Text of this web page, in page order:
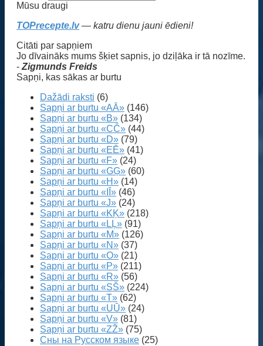
Mūsu draugi
TOPrecepte.lv— katru dienu jauni ēdieni!
Citāti par sapņiem
Jo dīvaināks mums šķiet sapnis, jo dziļāka ir tā nozīme.
- Zigmunds Freids
Sapņi, kas sākas ar burtu
Dažādi raksti (6)
Sapņi ar burtu «AĀ» (146)
Sapņi ar burtu «B» (134)
Sapņi ar burtu «CČ» (44)
Sapņi ar burtu «D» (79)
Sapņi ar burtu «EĒ» (41)
Sapņi ar burtu «F» (24)
Sapņi ar burtu «GĢ» (60)
Sapņi ar burtu «H» (14)
Sapņi ar burtu «IĪ» (46)
Sapņi ar burtu «J» (24)
Sapņi ar burtu «KĶ» (218)
Sapņi ar burtu «LĻ» (91)
Sapņi ar burtu «M» (126)
Sapņi ar burtu «N» (37)
Sapņi ar burtu «O» (21)
Sapņi ar burtu «P» (211)
Sapņi ar burtu «R» (56)
Sapņi ar burtu «SŠ» (224)
Sapņi ar burtu «T» (62)
Sapņi ar burtu «UŪ» (24)
Sapņi ar burtu «V» (81)
Sapņi ar burtu «ZŽ» (75)
Сны на Русском языке (25)